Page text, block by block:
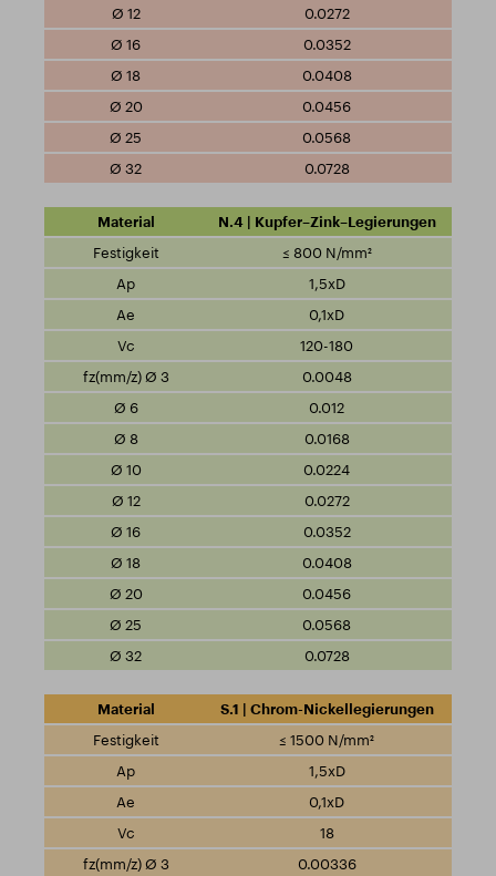
0.0272
0.0352
0.0408
0.0456
0.0568
0.0728
N.4 | Kupfer–Zink–Legierungen
≤ 800 N/mm²
1,5xD
0,1xD
120-180
0.0048
0.012
0.0168
0.0224
0.0272
0.0352
0.0408
0.0456
0.0568
0.0728
S.1 | Chrom-Nickellegierungen
≤ 1500 N/mm²
1,5xD
0,1xD
18
0.00336